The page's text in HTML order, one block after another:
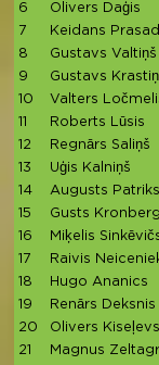
6
Olivers Daģis
7
Keidans
8
Gustavs Valtiņš
9
Gustavs
10
Valters
11
Roberts Lūsis
12
Regnārs Saliņš
13
Uģis Kalniņš
14
Augusts
15
Gusts
16
Miķelis
17
Raivis
18
Hugo Ananics
19
Renārs Deksnis
20
Olivers Kiseļevs
21
Magnus